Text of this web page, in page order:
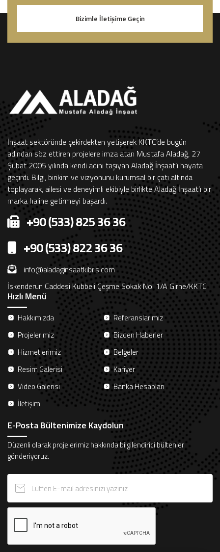
Bizimle İletişime Geçin
İnşaat sektöründe çekirdekten yetişerek KKTC’de bugün
adından söz ettiren projelere imza atan Mustafa Aladağ, 27
Şubat 2005 yılında kendi adını taşıyan Aladağ İnşaat’ı hayata
geçirdi. Bilgi, birikim ve vizyonunu kurumsal bir çatı altında
toplayarak, ailesi ve deneyimli ekibiyle birlikte Aladağ İnşaat’ı bir
marka haline getirmeyi başardı.
+90 (533) 825 36 36
+90 (533) 822 36 36
info@aladaginsaatkibris.com
İskenderun Caddesi Kubbeli Çeşme Sokak No: 1/A Girne/KKTC
Hızlı Menü
Hakkımızda
Projelerimiz
Hizmetlerimiz
Resim Galerisi
Video Galerisi
İletişim
Referanslarımız
Bizden Haberler
Belgeler
Kariyer
Banka Hesapları
E-Posta Bültenimize Kaydolun
Düzenli olarak projelerimiz hakkında bilgilendirici bültenler
gönderiyoruz.